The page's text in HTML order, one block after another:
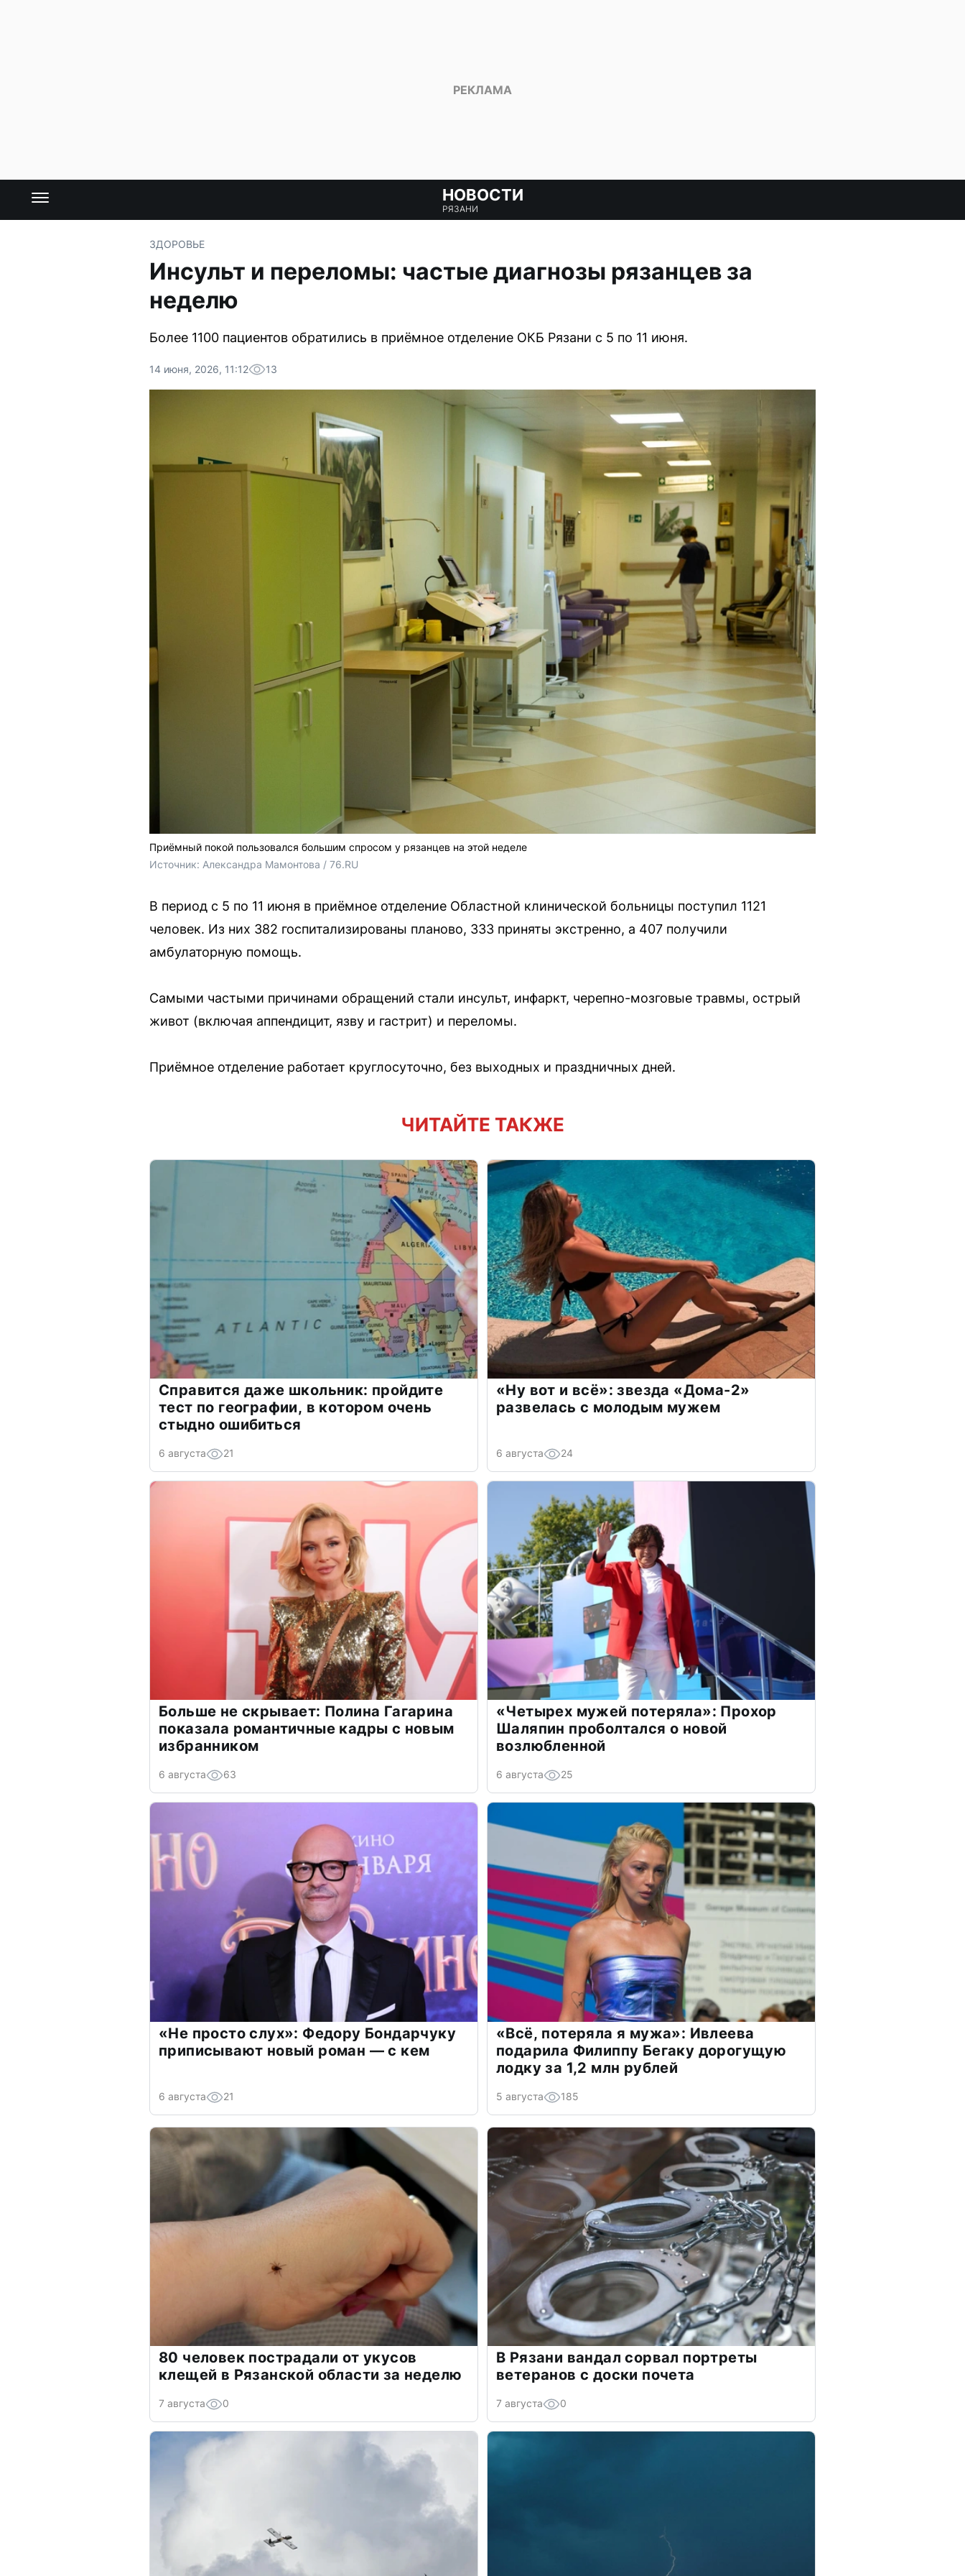
НОВОСТИ
РЯЗАНИ
ЗДОРОВЬЕ
Инсульт и переломы: частые диагнозы рязанцев за
неделю
Более 1100 пациентов обратились в приёмное отделение ОКБ Рязани с 5 по 11 июня.
14 июня, 2026, 11:12 13
Приёмный покой пользовался большим спросом у рязанцев на этой неделе
Источник: Александра Мамонтова / 76.RU
В период с 5 по 11 июня в приёмное отделение Областной клинической больницы поступил 1121
человек. Из них 382 госпитализированы планово, 333 приняты экстренно, а 407 получили
амбулаторную помощь.
Самыми частыми причинами обращений стали инсульт, инфаркт, черепно-мозговые травмы, острый
живот (включая аппендицит, язву и гастрит) и переломы.
Приёмное отделение работает круглосуточно, без выходных и праздничных дней.
ЧИТАЙТЕ ТАКЖЕ
Справится даже школьник: пройдите
тест по географии, в котором очень
стыдно ошибиться
6 августа 21
«Ну вот и всё»: звезда «Дома-2»
развелась с молодым мужем
6 августа 24
Больше не скрывает: Полина Гагарина
показала романтичные кадры с новым
избранником
6 августа 63
«Четырех мужей потеряла»: Прохор
Шаляпин проболтался о новой
возлюбленной
6 августа 25
«Не просто слух»: Федору Бондарчуку
приписывают новый роман — с кем
6 августа 21
«Всё, потеряла я мужа»: Ивлеева
подарила Филиппу Бегаку дорогущую
лодку за 1,2 млн рублей
5 августа 185
80 человек пострадали от укусов
клещей в Рязанской области за неделю
7 августа 0
В Рязани вандал сорвал портреты
ветеранов с доски почета
7 августа 0